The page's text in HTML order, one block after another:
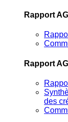
Rapport
Rapport
des